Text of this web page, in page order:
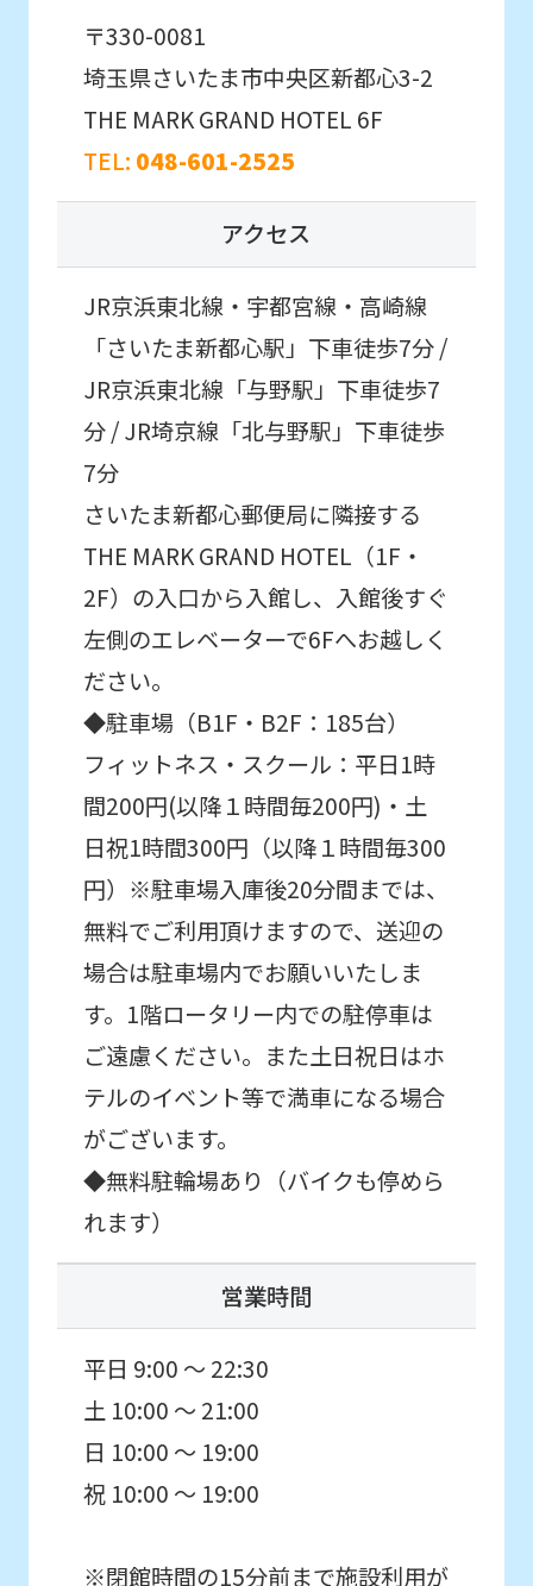
〒330-0081
埼玉県さいたま市中央区新都心3-2
THE MARK GRAND HOTEL 6F
TEL: 048-601-2525
アクセス
JR京浜東北線・宇都宮線・高崎線
「さいたま新都心駅」下車徒歩7分 /
JR京浜東北線「与野駅」下車徒歩7
分 / JR埼京線「北与野駅」下車徒歩
7分
さいたま新都心郵便局に隣接する
THE MARK GRAND HOTEL（1F・
2F）の入口から入館し、入館後すぐ
左側のエレベーターで6Fへお越しく
ださい。
◆駐車場（B1F・B2F：185台）
フィットネス・スクール：平日1時
間200円(以降１時間毎200円)・土
日祝1時間300円（以降１時間毎300
円）※駐車場入庫後20分間までは、
無料でご利用頂けますので、送迎の
場合は駐車場内でお願いいたしま
す。1階ロータリー内での駐停車は
ご遠慮ください。また土日祝日はホ
テルのイベント等で満車になる場合
がございます。
◆無料駐輪場あり（バイクも停めら
れます）
営業時間
平日 9:00 ～ 22:30
土 10:00 ～ 21:00
日 10:00 ～ 19:00
祝 10:00 ～ 19:00
※閉館時間の15分前まで施設利用が
this
website
will
be
translated
so
it
may
not
an
accurate
translation.
The
differ
from
the
original
content.
We
ask
that
you
fully
this
before
the
service.
初めての方を対象としたはじめて体験に
はじめて体験・
こんなお子さまにおすすめ
通常スクールに入会する前に
初めてのお子さま同士のクラスで
スクールを体験したい方。